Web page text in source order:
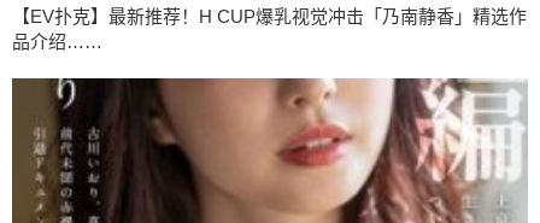
【EV扑克】最新推荐！H CUP爆乳视觉冲击「乃南静香」精选作
品介绍……